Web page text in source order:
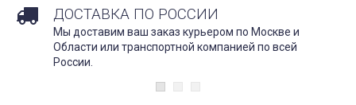
ДОСТАВКА ПО РОССИИ
Мы доставим ваш заказ курьером по Москве и
Области или транспортной компанией по всей
России.